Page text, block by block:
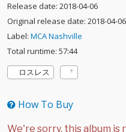
Release date: 2018-04-06
Original release date: 2018-04-06
Label: MCA Nashville
Total runtime: 57:44
ロスレス
How To Buy